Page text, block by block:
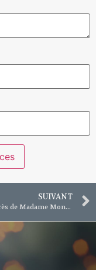
SUIVANT
Avis de décès de Madame Monique CHARENNAT née LOSSON, Stiring-Wendel